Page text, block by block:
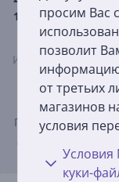
просим Вас
позволит
информацию
от третьих
магазинов
условия
Условия
куки-
1
Изделие могут
При написании
Дополнительную